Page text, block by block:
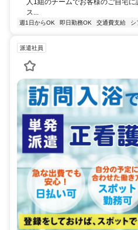
ス...
週1日からOK 即日勤務OK 交通費支給 シ
派遣社員